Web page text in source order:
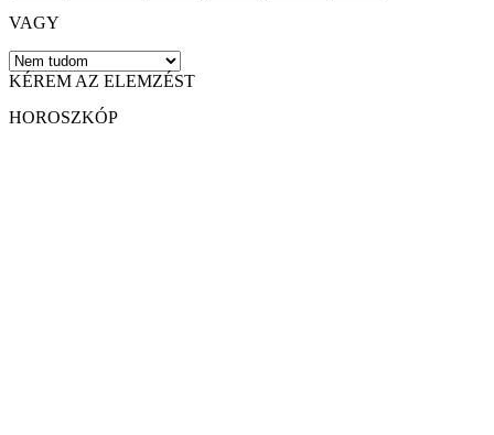
VAGY
KÉREM AZ ELEMZÉST
HOROSZKÓP